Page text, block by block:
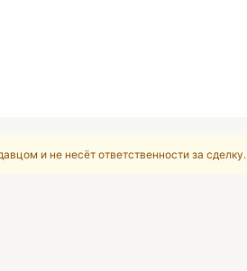
и не несёт ответственности за сделку.